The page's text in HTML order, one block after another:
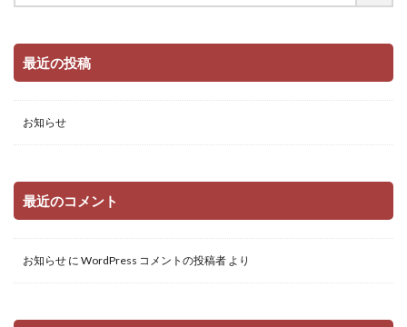
最近の投稿
お知らせ
最近のコメント
お知らせ に WordPress コメントの投稿者 より